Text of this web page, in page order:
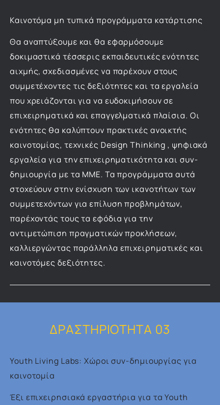
Καινοτόμα μη τυπικά προγράμματα κατάρτισης
Θα αναπτύξουμε και θα εφαρμόσουμε
δοκιμαστικά τέσσερις εκπαιδευτικές ενότητες
αιχμής, σχεδιασμένες να παρέχουν στους
συμμετέχοντες τις δεξιότητες και τα εργαλεία
που χρειάζονται για να ευδοκιμήσουν σε
επιχειρηματικά και επαγγελματικά πλαίσια. Οι
ενότητες θα καλύπτουν πρακτικές ανοικτής
καινοτομίας, τεχνικές Design Thinking , ψηφιακά
εργαλεία για την επιχειρηματικότητα και συν-
δημιουργία με τα ΜΜΕ. Τα προγράμματα αυτά
στοχεύουν στην ενίσχυση των ικανοτήτων των
συμμετεχόντων για επίλυση προβλημάτων,
παρέχοντάς τους τα εφόδια για την
αντιμετώπιση πραγματικών προκλήσεων,
καλλιεργώντας παράλληλα επιχειρηματικές και
καινοτόμες δεξιότητες.
ΔΡΑΣΤΗΡΙΟΤΗΤΑ 03
Youth Living Labs: Χώροι συν-δημιουργίας για
καινοτομία
Έξι επιχειρησιακά εργαστήρια για τα Youth